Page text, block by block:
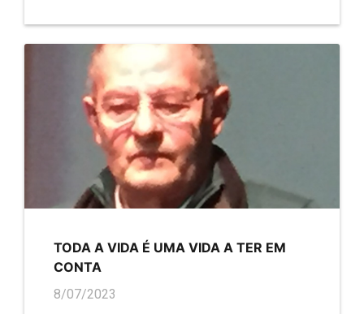
TODA A VIDA É UMA VIDA A TER EM
CONTA
8/07/2023